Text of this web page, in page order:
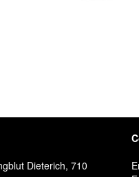
Dieterich, 710